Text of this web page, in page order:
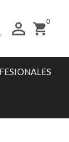
shopping_cart0
person_outline